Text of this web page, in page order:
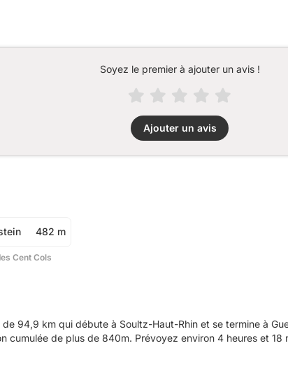
Soyez le premier à ajouter un avis !
Ajouter un avis
482 m
Cent Cols
94,9 km qui débute à Soultz-Haut-Rhin et se termine à
cumulée de plus de 840m. Prévoyez environ 4 heures et 18